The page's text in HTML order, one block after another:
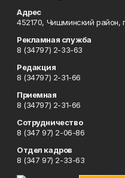
Адрес
452170, Чишминский район,
Рекламная служба
8 (34797) 2-33-63
Редакция
8 (34797) 2-31-66
Приемная
8 (34797) 2-31-66
Сотрудничество
8 (347 97) 2-06-86
Отдел кадров
8 (347 97) 2-33-63